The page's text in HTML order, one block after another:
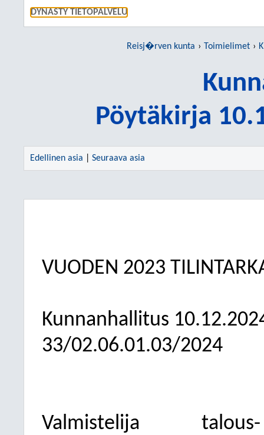
DYNASTY TIETOPALVELU
Reisj�rven kunta Toimielimet
Pöytäkirja
Edellinen asia Seuraava asia
VUODEN 2023
Kunnanhallitus
33/02.06.01.03/2024
Valmistelija